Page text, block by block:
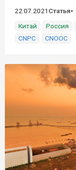
22.07.2021 Статья
Китай
Россия
CNPC
CNOOC